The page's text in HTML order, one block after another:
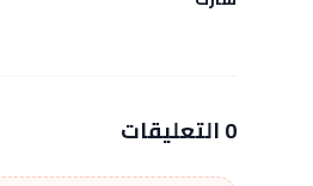
0 التعليقات